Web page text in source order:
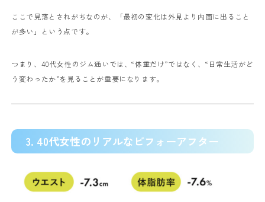
ここで見落とされがちなのが、「最初の変化は外見より内面に出ること
が多い」という点です。
つまり、40代女性のジム通いでは、“体重だけ”ではなく、“日常生活がど
う変わったか”を見ることが重要になります。
3. 40代女性のリアルなビフォーアフター